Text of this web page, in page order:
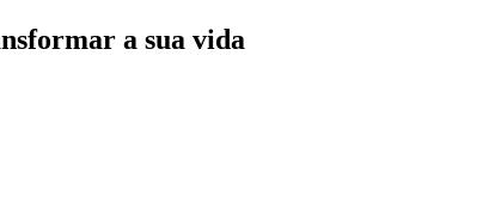
a sua vida